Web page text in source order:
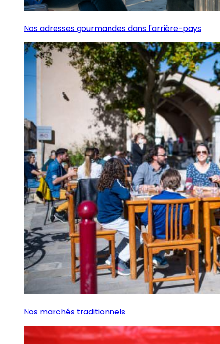
Nos adresses gourmandes dans l'arrière-pays
Nos marchés traditionnels